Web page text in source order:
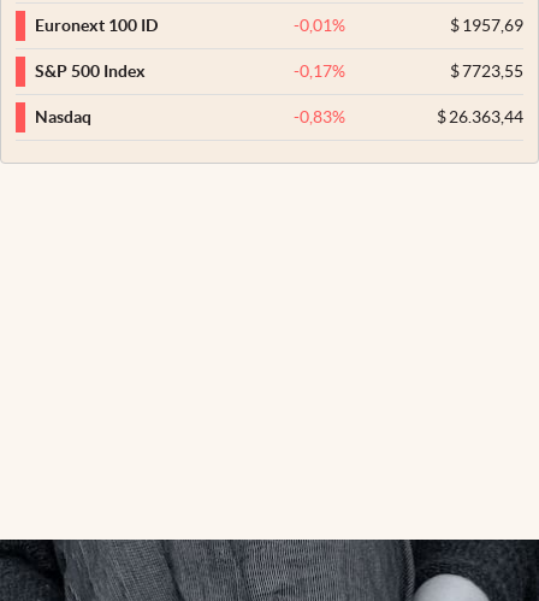
Euronext 100 ID -0,01% $1957,69
S&P 500 Index -0,17% $7723,55
Nasdaq -0,83% $26.363,44